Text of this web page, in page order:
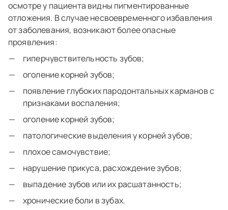
осмотре у пациента видны пигментированные
отложения. В случае несвоевременного избавления
от заболевания, возникают более опасные
проявления:
гиперчувствительность зубов;
оголение корней зубов;
появление глубоких пародонтальных карманов с
признаками воспаления;
оголение корней зубов;
патологические выделения у корней зубов;
плохое самочувствие;
нарушение прикуса, расхождение зубов;
выпадение зубов или их расшатанность;
хронические боли в зубах.